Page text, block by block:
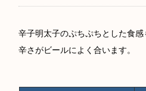
辛子明太子のぷちぷちとした食
辛さがビールによく合います。